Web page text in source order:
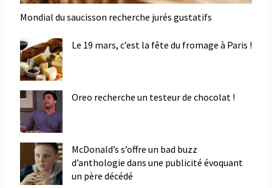
Mondial du saucisson recherche jurés gustatifs
Le 19 mars, c’est la fête du fromage à Paris !
Oreo recherche un testeur de chocolat !
McDonald’s s’offre un bad buzz
d’anthologie dans une publicité évoquant
un père décédé